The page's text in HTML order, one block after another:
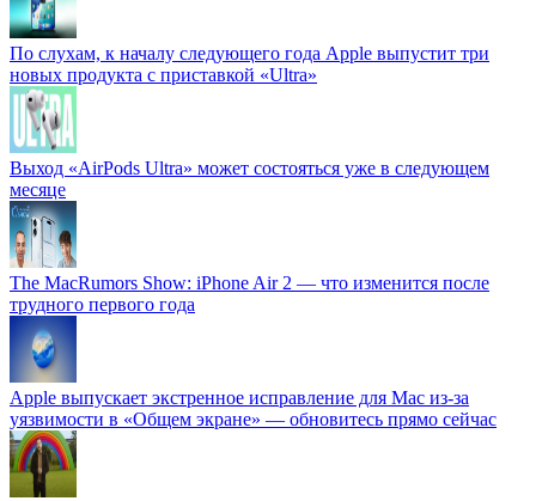
По слухам, к началу следующего года Apple выпустит три
новых продукта с приставкой «Ultra»
Выход «AirPods Ultra» может состояться уже в следующем
месяце
The MacRumors Show: iPhone Air 2 — что изменится после
трудного первого года
Apple выпускает экстренное исправление для Mac из-за
уязвимости в «Общем экране» — обновитесь прямо сейчас